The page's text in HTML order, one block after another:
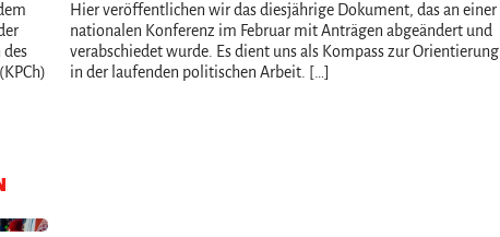
des
Hier veröffentlichen wir das diesjährige Dokument, das an einer
nationalen Konferenz im Februar mit Anträgen abgeändert und
verabschiedet wurde. Es dient uns als Kompass zur Orientierung
in der laufenden politischen Arbeit. […]